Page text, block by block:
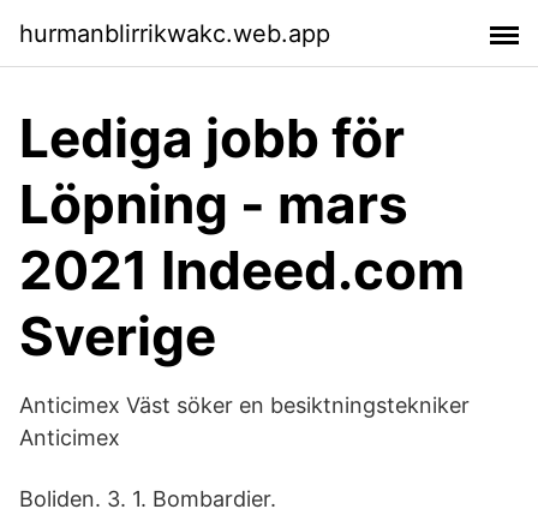
hurmanblirrikwakc.web.app
Lediga jobb för
Löpning - mars
2021 Indeed.com
Sverige
Anticimex Väst söker en besiktningstekniker
Anticimex
Boliden. 3. 1. Bombardier.